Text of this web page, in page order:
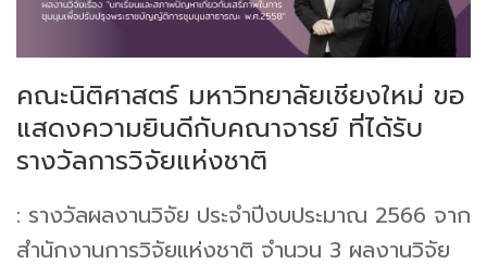
คณะนิติศาสตร์ มหาวิทยาลัยเชียงใหม่ ขอ
แสดงความยินดีกับคณาจารย์ ที่ได้รับ
รางวัลการวิจัยแห่งชาติ
: รางวัลผลงานวิจัย ประจำปีงบประมาณ 2566 จาก
สำนักงานการวิจัยแห่งชาติ จำนวน 3 ผลงานวิจัย